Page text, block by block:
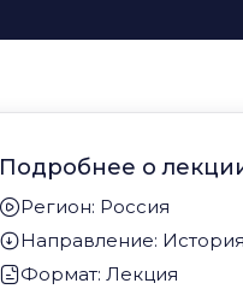
Подробнее о
Регион: Россия
Направление:
Формат: Лекция